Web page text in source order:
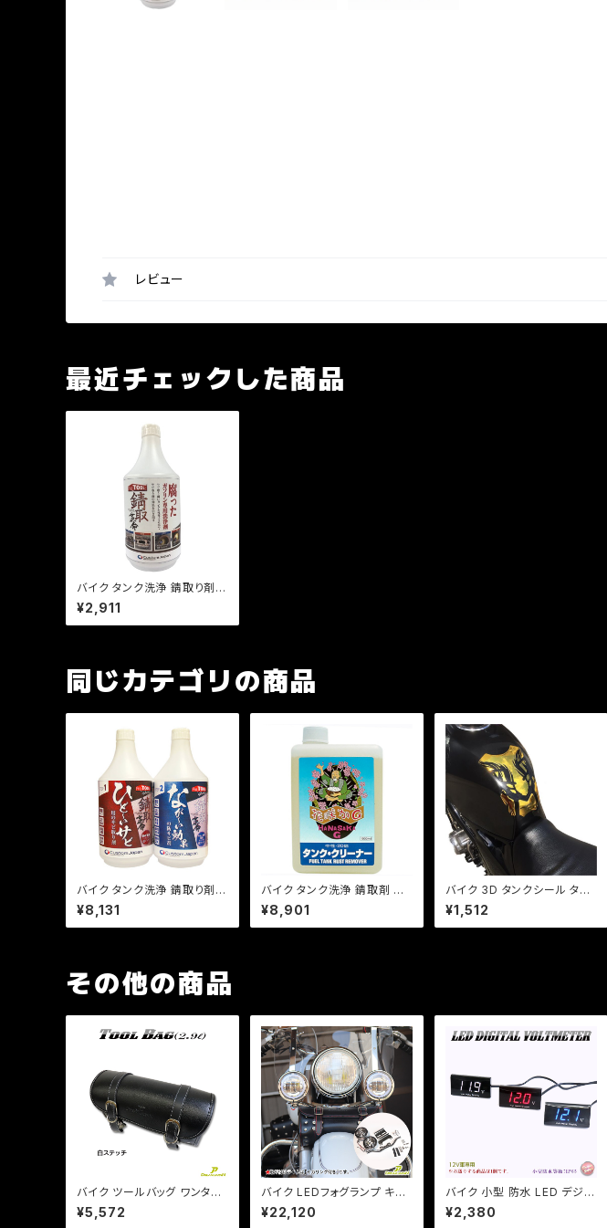
レビュー
最近チェックした商品
バイク タンク洗浄 錆取り剤 /
錆取革命シリーズ 腐ったガソ
リンの洗浄剤
¥2,911
同じカテゴリの商品
バイク タンク洗浄 錆取り剤
旧車 レストア /錆取革命 革命
2本セット
¥8,131
バイク タンク洗浄 錆取剤 旧
車 レストア /花咲かG タンク
クリーナー 1L
¥8,901
バイク 3D タンクシール タン
クパット 汎用 金（3色あり） ソ
フトエンブレム/ネイキッド/レ
プリカ/タンク傷隠し/ZZR/C
¥1,512
その他の商品
バイク ツールバッグ ワンタッ
チ型 黒 ブラック 内ポケット付
き 簡単取り付け 【白ステッチ】
¥5,572
バイク LEDフォグランプ キッ
ト 4.5インチ 30W/ 汎用タイ
プ /アメリカンカスタム /検索
¥22,120
バイク 小型 防水 LED デジタ
ル 電圧計 ボルトメーター 汎
用 格安 表示色3色選択/検索
¥2,380